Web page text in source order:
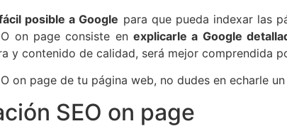
posible a Google para que pueda indexar las
on page consiste en explicarle a Google
y contenido de calidad, será mejor comprendida
on page de tu página web, no dudes en echarle
SEO on page